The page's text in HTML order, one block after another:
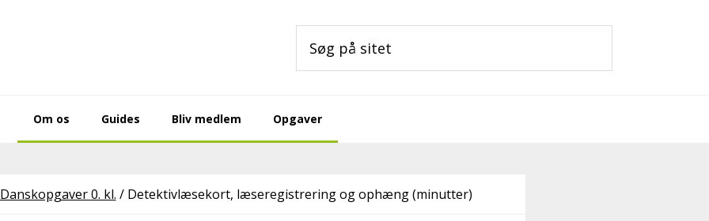
på
Om os Guides Bliv medlem Opgaver
Danskopgaver 0. kl. /Detektivlæsekort, læseregistrering og ophæng (minutter)